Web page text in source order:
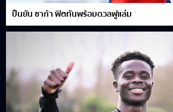
ปืนยัน ซาก้า ฟิตทันพร้อมดวลฟูแล่ม